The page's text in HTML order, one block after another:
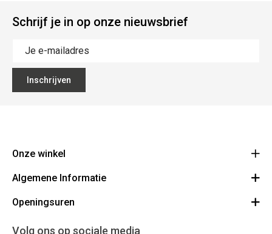
Schrijf je in op onze nieuwsbrief
Inschrijven
Onze winkel
Ecoflora
1500 Halle
32(0)2.361.77.61
Algemene Informatie
Vacatures
Openingsuren
Maandag : gesloten
Volg ons op sociale media